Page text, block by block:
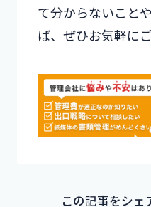
て分からないこと
ば、ぜひお気軽に
この記事をシェ